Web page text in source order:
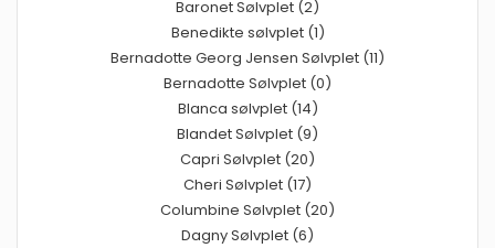
Baronet Sølvplet (2)
Benedikte sølvplet (1)
Bernadotte Georg Jensen Sølvplet (11)
Bernadotte Sølvplet (0)
Blanca sølvplet (14)
Blandet Sølvplet (9)
Capri Sølvplet (20)
Cheri Sølvplet (17)
Columbine Sølvplet (20)
Dagny Sølvplet (6)